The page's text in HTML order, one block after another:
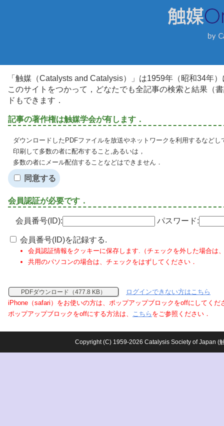
「触媒（Catalysts and Catalysis）」は1959年（昭和34年
このサイトをつかって，どなたでも全記事の検索と結果（
ドもできます．
記事の著作権は触媒学会が有します．
ダウンロードしたPDFファイルを放送やネットワークを利用するなど
印刷して多数の者に配布すること,あるいは，
多数の者にメール配信することなどはできません．
同意する
会員認証が必要です．
会員番号(ID): パスワード:
会員番号(ID)を記録する.
会員認証情報をクッキーに保存します.（チェックを外した場合は
共用のパソコンの場合は、チェックをはずしてください．
PDFダウンロード（477.8 KB）
ログインできない方はこちら
iPhone（safari）をお使いの方は、ポップアップブロックをoffにしてくだ
ポップアップブロックをoffにする方法は、 こちら をご参照ください．
Copyright (C) 1959-2026 Catalysis Society of Japan (